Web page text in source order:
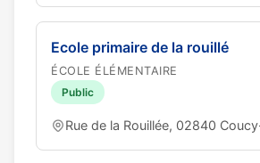
Ecole primaire de la rouillé
ÉCOLE ÉLÉMENTAIRE
Public
Rue de la Rouillée, 02840